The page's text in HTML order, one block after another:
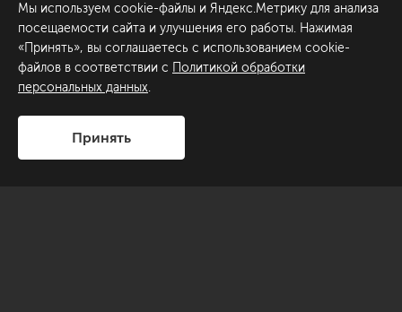
Мы используем cookie-файлы и Яндекс.Метрику для анализа
посещаемости сайта и улучшения его работы. Нажимая
«Принять», вы соглашаетесь с использованием cookie-
файлов в соответствии с Политикой обработки
персональных данных.
Принять